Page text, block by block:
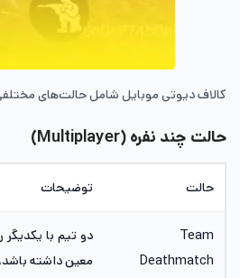
کالاف دیوتی موبایل شامل حالت‌های
حالت چند نفره (Multiplayer)
حالت توضیحات
Team
Deathmatch
دو تیم با
معین داشته